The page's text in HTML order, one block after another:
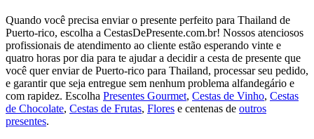
Quando você precisa enviar o presente perfeito para Thailand de
Puerto-rico, escolha a CestasDePresente.com.br! Nossos atenciosos
profissionais de atendimento ao cliente estão esperando vinte e
quatro horas por dia para te ajudar a decidir a cesta de presente que
você quer enviar de Puerto-rico para Thailand, processar seu pedido,
e garantir que seja entregue sem nenhum problema alfandegário e
com rapidez. Escolha Presentes Gourmet, Cestas de Vinho, Cestas
de Chocolate, Cestas de Frutas, Flores e centenas de outros
presentes.